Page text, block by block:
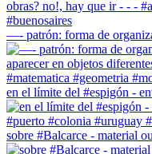
—- patrón: forma de
en el límite del #espigón -
sobre #Balcarce - material